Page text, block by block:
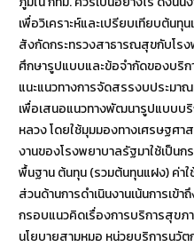
เพื่อวิเคราะห์และเปรียบเทียบต้นทุ
สังกัดกระทรวงสาธารณสุขกับโร
ศึกษารูปแบบและข้อจำกัดของบริก
แนะแนวทางการจัดสรรงบประมา
เพื่อเสนอแนวทางพัฒนารูปแบบบ
หลวง โดยใช้มุมมองทางเศรษฐศ
งานของโรงพยาบาลรัฐมาใช้เป็น
พื้นฐาน ต้นทุน (รวมต้นทุนแฝง) ค่า
ส่วนด้านการดำเนินงานเน้นการเข้
กรอบแนวคิดเรื่องการบริการสุข
นโยบายสามหมอ หน่วยบริการนวัต